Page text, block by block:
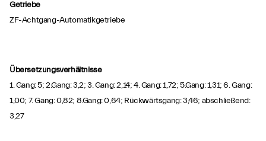
Getriebe
ZF-Achtgang-Automatikgetriebe
Übersetzungsverhältnisse
1. Gang: 5; 2.Gang: 3,2; 3. Gang: 2,14; 4. Gang: 1,72; 5.Gang: 1,31; 6. Gang:
1,00; 7. Gang: 0,82; 8.Gang: 0,64; Rückwärtsgang: 3,46; abschließend:
3,27